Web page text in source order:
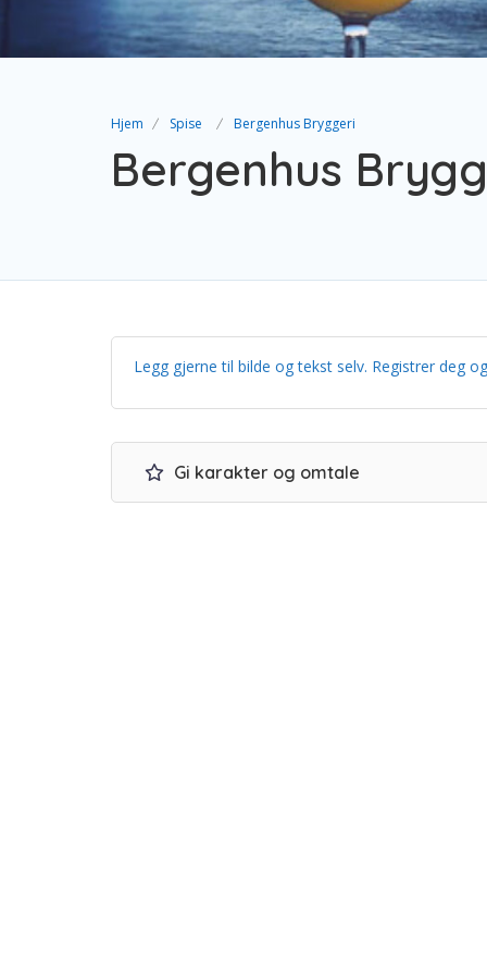
Hjem Spise Bergenhus Bryggeri
Bergenhus
Legg gjerne til bilde og tekst selv. Registrer deg
Gi karakter og omtale